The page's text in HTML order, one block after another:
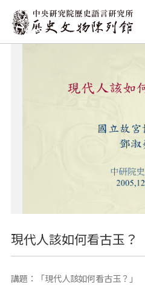
:::
:::
現代人該如何看古玉？
講題：「現代人該如何看古玉？」